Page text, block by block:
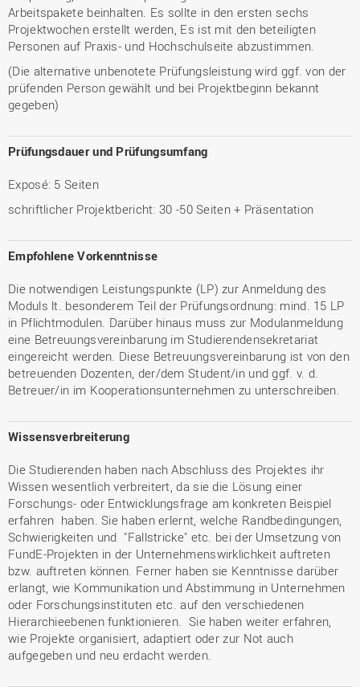
Arbeitspakete beinhalten. Es sollte in den ersten sechs
Projektwochen erstellt werden, Es ist mit den beteiligten
Personen auf Praxis- und Hochschulseite abzustimmen.
(Die alternative unbenotete Prüfungsleistung wird ggf. von der
prüfenden Person gewählt und bei Projektbeginn bekannt
gegeben)
Prüfungsdauer und Prüfungsumfang
Exposé: 5 Seiten
schriftlicher Projektbericht: 30 -50 Seiten + Präsentation
Empfohlene Vorkenntnisse
Die notwendigen Leistungspunkte (LP) zur Anmeldung des
Moduls lt. besonderem Teil der Prüfungsordnung: mind. 15 LP
in Pflichtmodulen. Darüber hinaus muss zur Modulanmeldung
eine Betreuungsvereinbarung im Studierendensekretariat
eingereicht werden. Diese Betreuungsvereinbarung ist von den
betreuenden Dozenten, der/dem Student/in und ggf. v. d.
Betreuer/in im Kooperationsunternehmen zu unterschreiben.
Wissensverbreiterung
Die Studierenden haben nach Abschluss des Projektes ihr
Wissen wesentlich verbreitert, da sie die Lösung einer
Forschungs- oder Entwicklungsfrage am konkreten Beispiel
erfahren haben. Sie haben erlernt, welche Randbedingungen,
Schwierigkeiten und "Fallstricke" etc. bei der Umsetzung von
FundE-Projekten in der Unternehmenswirklichkeit auftreten
bzw. auftreten können. Ferner haben sie Kenntnisse darüber
erlangt, wie Kommunikation und Abstimmung in Unternehmen
oder Forschungsinstituten etc. auf den verschiedenen
Hierarchieebenen funktionieren. Sie haben weiter erfahren,
wie Projekte organisiert, adaptiert oder zur Not auch
aufgegeben und neu erdacht werden.